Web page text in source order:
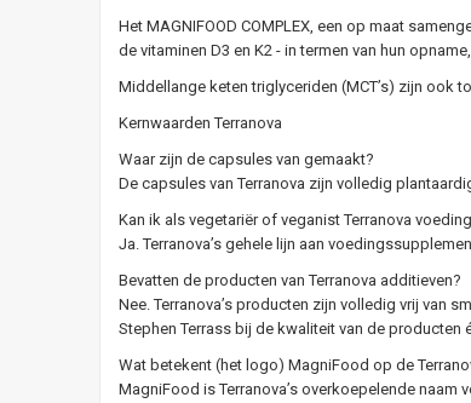
Het MAGNIFOOD COMPLEX, een op maat
de vitaminen D3 en K2 - in termen van hun
Middellange keten triglyceriden (MCT’s) zijn ook
Kernwaarden Terranova
Waar zijn de capsules van gemaakt?
De capsules van Terranova zijn volledig
Kan ik als vegetariër of veganist Terranova
Ja. Terranova’s gehele lijn aan
Bevatten de producten van Terranova additieven?
Nee. Terranova’s producten zijn volledig vrij van
Stephen Terrass bij de kwaliteit van de producten
Wat betekent (het logo) MagniFood op de
MagniFood is Terranova’s overkoepelende